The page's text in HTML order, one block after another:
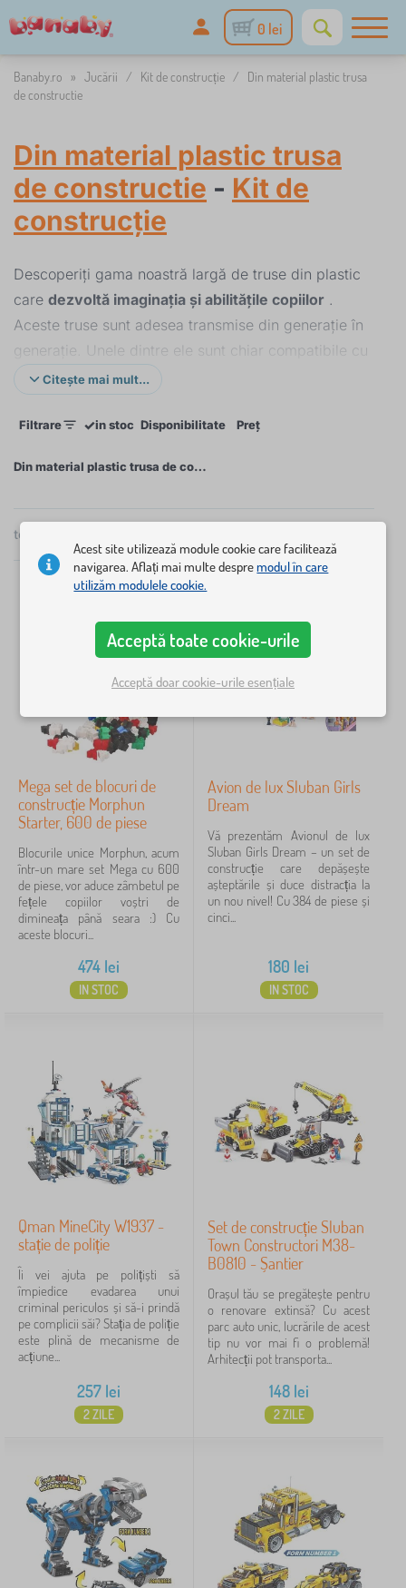
0 lei
Banaby.ro » Jucării / Kit de construcție /
Din material plastic trusa
de constructie
Din material plastic trusa
de constructie - Kit de
construcție
Descoperiți gama noastră largă de truse din plastic
care dezvoltă imaginația și abilitățile copiilor .
Aceste truse sunt adesea transmise din generație în
generație. Unele dintre ele sunt chiar compatibile cu
seturile LEGO® și DUPLO®, așa că vă puteți extinde
selectate, astfel încât să știți întotdeauna ce kituri pot
Citește mai mult...
Filtrare ✓in stoc Disponibilitate Preț
Disponibilitate
Caută în filtru
Anulează FILTRARE
Din material plastic trusa de constructie
total
popularitate
Mega set de blocuri de
construcție Morphun
Starter, 600 de piese
Blocurile unice Morphun, acum
într-un mare set Mega cu 600
de piese, vor aduce zâmbetul pe
fețele copiilor voștri de
dimineața până seara :) Cu
aceste blocuri...
474 lei
IN STOC
Avion de lux Sluban Girls
Dream
Vă prezentăm Avionul de lux
Sluban Girls Dream – un set de
construcție care depășește
așteptările și duce distracția la
un nou nivel! Cu 384 de piese și
cinci...
180 lei
IN STOC
Qman MineCity W1937 -
stație de poliție
Îi vei ajuta pe polițiști să
împiedice evadarea unui
criminal periculos și să-i prindă
pe complicii săi? Stația de poliție
este plină de mecanisme de
acțiune...
257 lei
2 ZILE
Set de construcție Sluban
Town Constructori M38-
B0810 - Șantier
Orașul tău se pregătește pentru
o renovare extinsă? Cu acest
parc auto unic, lucrările de acest
tip nu vor mai fi o problemă!
Arhitecții pot transporta...
148lei
2 ZILE
Acest site utilizează module cookie care facilitează
navigarea. Aflați mai multe despremodul în care
utilizăm modulele cookie.
Acceptă toate cookie-urile
Acceptă doar cookie-urile esențiale